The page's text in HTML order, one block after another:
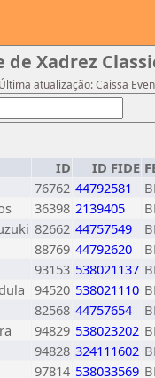
Xadrez
atualização: Caissa
ID ID FIDE
76762 44792581
36398 2139405
82662 44757549
88769 44792620
93153 538021137
94520 538021110
82568 44757654
94829 538023202
94828 324111602
97814 538033569